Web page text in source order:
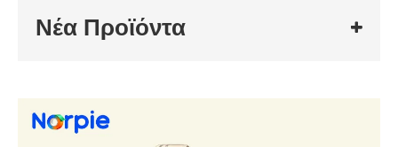
Νέα Προϊόντα